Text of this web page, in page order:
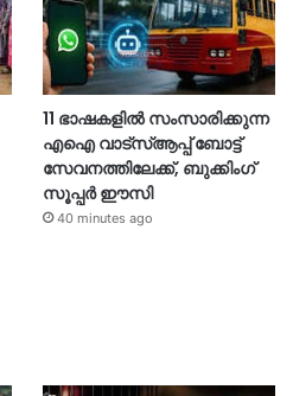
11 ഭാഷകളിൽ സംസാരിക്കുന്ന
എഐ വാട്‌സ്ആപ്പ് ബോട്ട്
സേവനത്തിലേക്ക്, ബുക്കിംഗ്
സൂപ്പർ ഈസി
40 minutes ago